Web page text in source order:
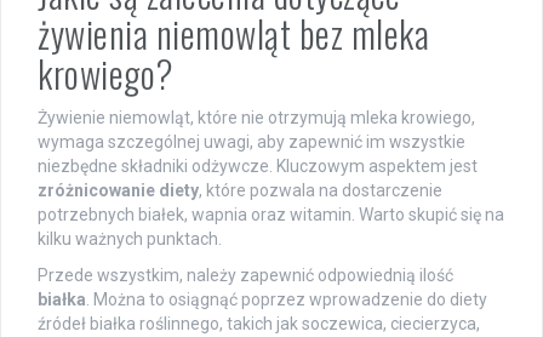
żywienia niemowląt bez mleka
krowiego?
Żywienie niemowląt, które nie otrzymują mleka krowiego,
wymaga szczególnej uwagi, aby zapewnić im wszystkie
niezbędne składniki odżywcze. Kluczowym aspektem jest
zróżnicowanie diety, które pozwala na dostarczenie
potrzebnych białek, wapnia oraz witamin. Warto skupić się na
kilku ważnych punktach.
Przede wszystkim, należy zapewnić odpowiednią ilość
białka. Można to osiągnąć poprzez wprowadzenie do diety
źródeł białka roślinnego, takich jak soczewica, ciecierzyca,